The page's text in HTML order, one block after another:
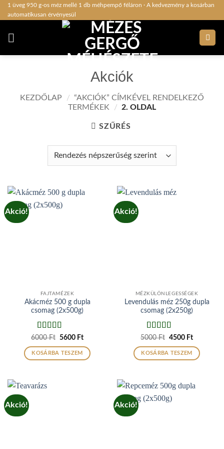
Skip1 üveg 950 g-os méz mellé 1 db méhpempő féláron · A kedvezmény a kosárban
automatikusan érvényesül
Akciók
KEZDŐLAP /
“AKCIÓK” CÍMKÉVEL RENDELKEZŐ
TERMÉKEK
/ 2. OLDAL
SZŰRÉS
Akció!
FAJTAMÉZEK
Akácméz 500 g dupla
csomag (2x500g)
Értékelés:5
/ 5
6000Ft
Original
was:
6000 Ft.
5600 FtCurrent
is:
5600 Ft.
KOSÁRBA TESZEM
Akció!
MÉZKÜLÖNLEGESSÉGEK
Levendulás méz 250g dupla
csomag (2x250g)
Értékelés:5
/ 5
5000Ft Original
was:
5000 Ft.
4500 FtCurrent
is:
4500 Ft.
KOSÁRBA TESZEM
Akció! Akció!